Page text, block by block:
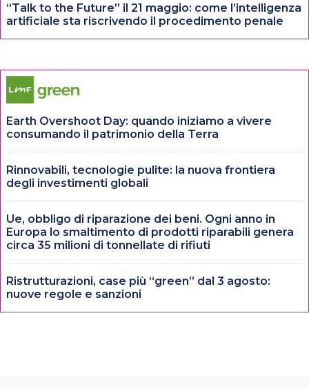
“Talk to the Future” il 21 maggio: come l’intelligenza
artificiale sta riscrivendo il procedimento penale
Earth Overshoot Day: quando iniziamo a vivere
consumando il patrimonio della Terra
Rinnovabili, tecnologie pulite: la nuova frontiera
degli investimenti globali
Ue, obbligo di riparazione dei beni. Ogni anno in
Europa lo smaltimento di prodotti riparabili genera
circa 35 milioni di tonnellate di rifiuti
Ristrutturazioni, case più “green” dal 3 agosto:
nuove regole e sanzioni